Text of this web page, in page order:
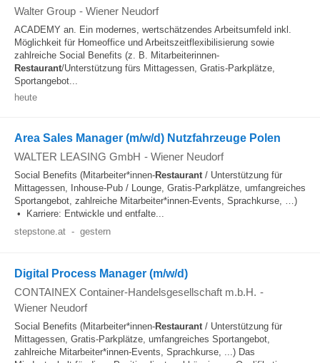
Walter Group - Wiener Neudorf
ACADEMY an. Ein modernes, wertschätzendes Arbeitsumfeld inkl.
Möglichkeit für Homeoffice und Arbeitszeitflexibilisierung sowie
zahlreiche Social Benefits (z. B. Mitarbeiterinnen-
Restaurant/Unterstützung fürs Mittagessen, Gratis-Parkplätze,
Sportangebot...
heute
Area Sales Manager (m/w/d) Nutzfahrzeuge Polen
WALTER LEASING GmbH - Wiener Neudorf
Social Benefits (Mitarbeiter*innen-Restaurant/ Unterstützung für
Mittagessen, Inhouse-Pub / Lounge, Gratis-Parkplätze, umfangreiches
Sportangebot, zahlreiche Mitarbeiter*innen-Events, Sprachkurse, …)
• Karriere: Entwickle und entfalte...
stepstone.at - gestern
Digital Process Manager (m/w/d)
CONTAINEX Container-Handelsgesellschaft m.b.H. -
Wiener Neudorf
Social Benefits (Mitarbeiter*innen-Restaurant/ Unterstützung für
Mittagessen, Gratis-Parkplätze, umfangreiches Sportangebot,
zahlreiche Mitarbeiter*innen-Events, Sprachkurse, ...) Das